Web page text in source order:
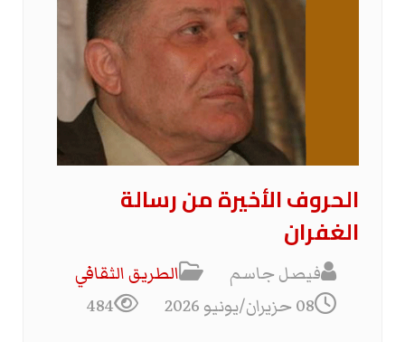
الحروف الأخيرة من رسالة
الغفران
فيصل جاسم
الطریق الثقافي
08 حزيران/يونيو 2026
484